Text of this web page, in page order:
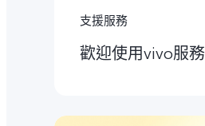
支援服務
歡迎使用vivo服務